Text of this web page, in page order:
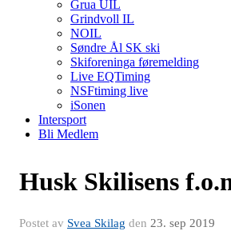
Grua UIL
Grindvoll IL
NOIL
Søndre Ål SK ski
Skiforeninga føremelding
Live EQTiming
NSFtiming live
iSonen
Intersport
Bli Medlem
Husk Skilisens
Postet av Svea Skilag den 23. sep 2019